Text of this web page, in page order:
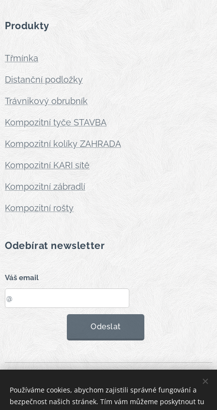
Produkty
Třmínka
Distanční podložky
Trávnikový obrubník
Kompozitní tyče STAVBA
Kompozitní kolíky ZAHRADA
Kompozitní KARI sítě
Kompozitní zábradlí
Kompozitní rošty
Odebírat newsletter
Váš email
Odeslat
Používáme cookies, abychom zajistili správné fungování a
bezpečnost našich stránek. Tím vám můžeme poskytnout tu